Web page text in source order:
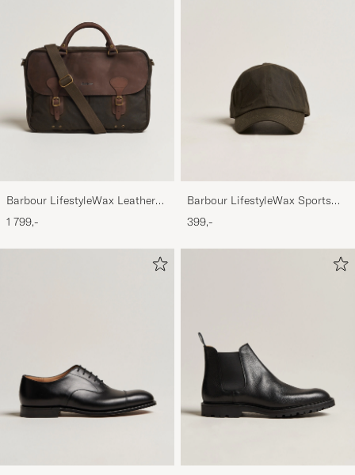
Barbour LifestyleWax Leather
Briefcase Olive
1 799,-
Barbour LifestyleWax Sports
CapOlive
399,-